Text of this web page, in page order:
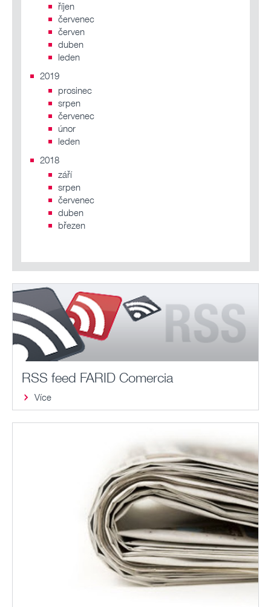
říjen
červenec
červen
duben
leden
2019
prosinec
srpen
červenec
únor
leden
2018
září
srpen
červenec
duben
březen
RSS feed FARID Comercia
Více